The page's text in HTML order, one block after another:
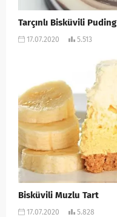
Tarçınlı Bisküvili Puding
17.07.2020 5.513
Bisküvili Muzlu Tart
17.07.2020 5.828